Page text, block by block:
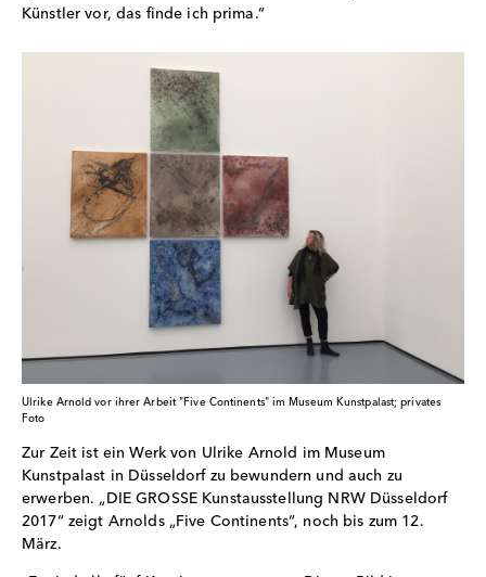
Künstler vor, das finde ich prima.“
Ulrike Arnold vor ihrer Arbeit "Five Continents" im Museum Kunstpalast; privates
Foto
Zur Zeit ist ein Werk von Ulrike Arnold im Museum
Kunstpalast in Düsseldorf zu bewundern und auch zu
erwerben. „DIE GROSSE Kunstausstellung NRW Düsseldorf
2017“ zeigt Arnolds „Five Continents“, noch bis zum 12.
März.